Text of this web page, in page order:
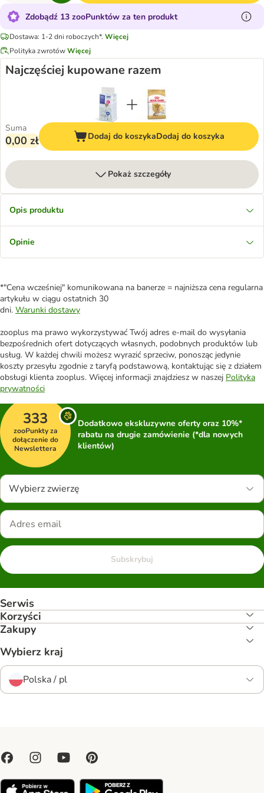
Zdobądź 13 zooPunktów za ten produkt
Dostawa: 1-2 dni roboczych*. Więcej
Polityka zwrotówWięcej
Najczęściej kupowane razem
Suma
0,00 zł Dodaj do koszykaDodaj do koszyka
Pokaż szczegóły
Opis produktu
Opinie
*"Cena wcześniej" komunikowana na banerze = najniższa cena regularna
artykułu w ciągu ostatnich 30
dni. Warunki dostawy
zooplus ma prawo wykorzystywać Twój adres e-mail do wysyłania
bezpośrednich ofert dotyczących własnych, podobnych produktów lub
usług. W każdej chwili możesz wyrazić sprzeciw, ponosząc jedynie
koszty przesyłu zgodnie z taryfą podstawową, kontaktując się z działem
obsługi klienta zooplus. Więcej informacji znajdziesz w naszej Polityka
prywatności
333
zooPunkty za
dołączenie do
Newslettera
Dodatkowo ekskluzywne oferty oraz 10%*
rabatu na drugie zamówienie (*dla nowych
klientów)
Wybierz zwierzę
Subskrybuj
Serwis
Korzyści
Zakupy
Wybierz kraj
Polska / pl